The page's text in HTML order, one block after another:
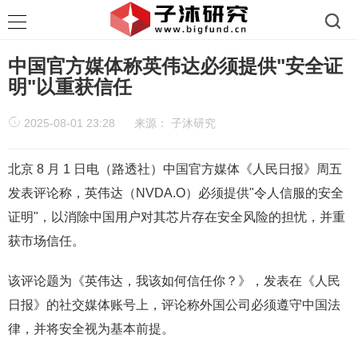
中国官方媒体称英伟达必须提供"安全证
明"以重获信任
2025-08-01 23:28 来源： 子沐研究
北京 8 月 1 日电（路透社）中国官方媒体《人民日报》周五
发表评论称，英伟达（NVDA.O）必须提供"令人信服的安全
证明"，以消除中国用户对其芯片存在安全风险的担忧，并重
获市场信任。
该评论题为《英伟达，我该如何信任你？》，发表在《人民
日报》的社交媒体账号上，评论称外国公司必须遵守中国法
律，并将安全视为基本前提。